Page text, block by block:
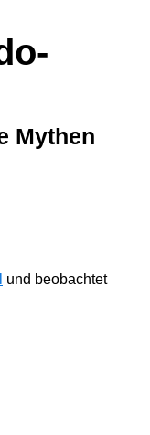
Mythen
und beobachtet